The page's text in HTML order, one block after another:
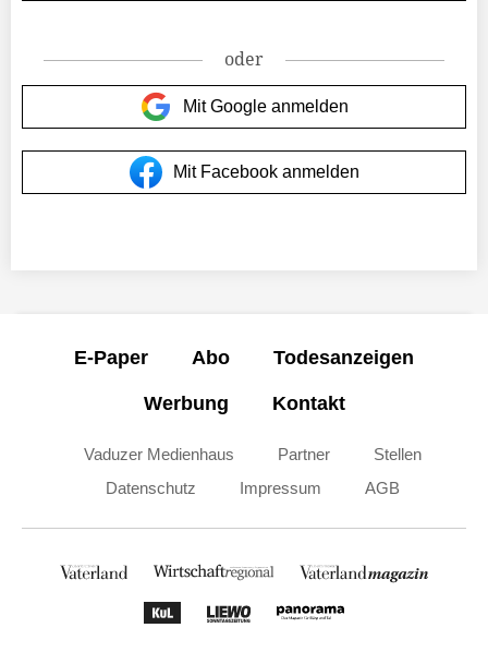
oder
Mit Google anmelden
Mit Facebook anmelden
E-Paper Abo Todesanzeigen
Werbung Kontakt
Vaduzer Medienhaus Partner
Stellen
Datenschutz
Impressum AGB